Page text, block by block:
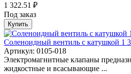
1 322.51 ₽
Под заказ
Купить
Соленоидный вентиль с катушкой 1
Артикул: 0105-018
Электромагнитные клапаны
жидкостные и всасывающие ...